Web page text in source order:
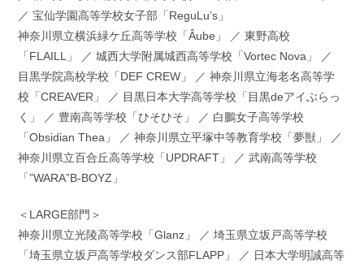
／ 宝仙学園高等学校女子部「ReguLu’s」
神奈川県立横浜緑ケ丘高等学校「Âube」 ／ 東野高校
「FLAILL」 ／ 城西大学附属城西高等学校「Vortec Nova」 ／
目黒学院高校学校「DEF CREW」 ／ 神奈川県立海老名高等学
校「CREAVER」 ／ 目黒日本大学高等学校「目黒deアイぶらっ
く」 ／ 豊南高等学校「ひそひそ」 ／ 白鵬女子高等学校
「Obsidian Thea」 ／ 神奈川県立平塚中等教育学校「夢獣」 ／
神奈川県立百合丘高等学校「UPDRAFT」 ／ 武南高等学校
「”WARA”B-BOYZ」
＜LARGE部門＞
神奈川県立光陵高等学校「Glanz」 ／ 埼玉県立坂戸高等学校
「埼玉県立坂戸高等学校ダンス部FLAPP」 ／ 日本大学明誠高等